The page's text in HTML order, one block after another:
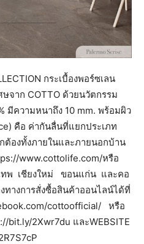
กระเบื้องพอร์ซเลน
จาก COTTO ด้วยนวัตกรรม
มีความหนาถึง 10 mm. พร้อมผิว
คือ ค่ากันลื่นที่แยกประเภท
ต้องทั้งภายในและภายนอกบ้าน
www.cottolife.com/หรือ
ทพ เชียงใหม่ ขอนแก่น และคอ
างการสั่งซื้อสินค้าออนไลน์ได้ที่
cottoofficial/ หรือ
bit.ly/2Xwr7du และWEBSITE